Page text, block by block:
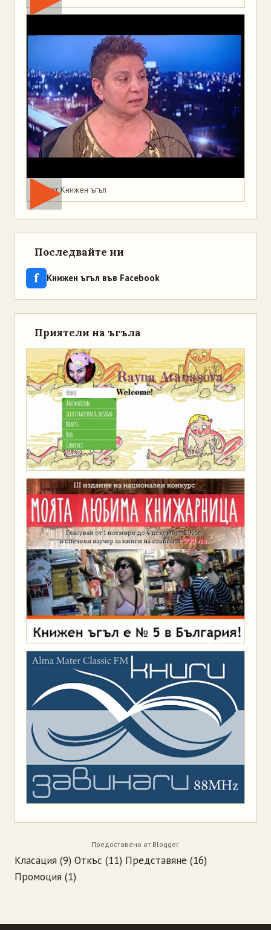
Мая от Книжен ъгъл
Последвайте ни
f Книжен ъгъл във Facebook
Приятели на ъгъла
Предоставено от Blogger.
Класация (9) Откъс (11) Представяне (16)
Промоция (1)